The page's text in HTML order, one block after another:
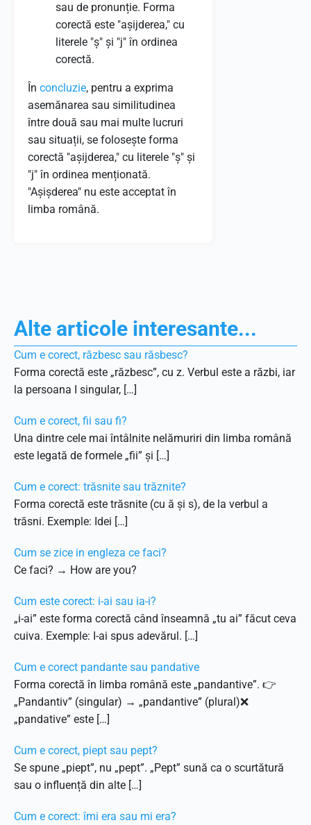
sau de pronunție. Forma
corectă este "așijderea," cu
literele "ș" și "j" în ordinea
corectă.
În concluzie, pentru a exprima
asemănarea sau similitudinea
între două sau mai multe lucruri
sau situații, se folosește forma
corectă "așijderea," cu literele "ș" și
"j" în ordinea menționată.
"Așișderea" nu este acceptat în
limba română.
Alte articole interesante...
Cum e corect, răzbesc sau răsbesc?
Forma corectă este „răzbesc”, cu z. Verbul este a răzbi, iar
la persoana I singular, […]
Cum e corect, fii sau fi?
Una dintre cele mai întâlnite nelămuriri din limba română
este legată de formele „fii” și […]
Cum e corect: trăsnite sau trăznite?
Forma corectă este trăsnite (cu ă și s), de la verbul a
trăsni. Exemple: Idei […]
Cum se zice in engleza ce faci?
Ce faci? → How are you?
Cum este corect: i-ai sau ia-i?
„i-ai” este forma corectă când înseamnă „tu ai” făcut ceva
cuiva. Exemple: I-ai spus adevărul. […]
Cum e corect pandante sau pandative
Forma corectă în limba română este „pandantive”. 👉
„Pandantiv” (singular) → „pandantive” (plural)❌
„pandative” este […]
Cum e corect, piept sau pept?
Se spune „piept”, nu „pept”. „Pept” sună ca o scurtătură
sau o influență din alte […]
Cum e corect: îmi era sau mi era?